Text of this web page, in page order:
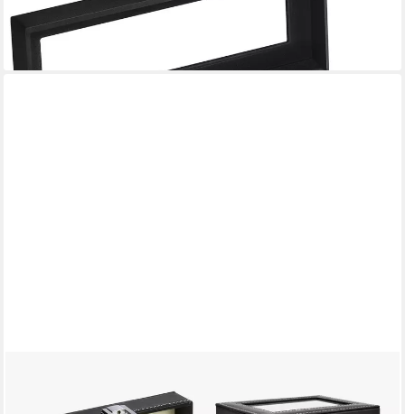
15,99 € UVP 22,99 €
-30%
lieferbar - in 4-5 Werktagen bei dir
Uhrenbox Uhrenorganizer mit 3 Fächern, Stilvoller